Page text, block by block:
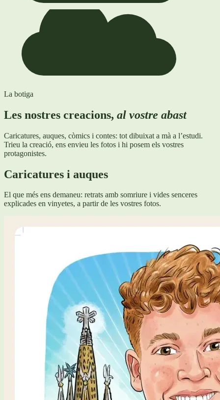
La botiga
Les nostres creacions, al vostre abast
Caricatures, auques, còmics i contes: tot dibuixat a mà a l’estudi.
Trieu la creació, ens envieu les fotos i hi posem els vostres
protagonistes.
Caricatures i auques
El que més ens demaneu: retrats amb somriure i vides senceres
explicades en vinyetes, a partir de les vostres fotos.